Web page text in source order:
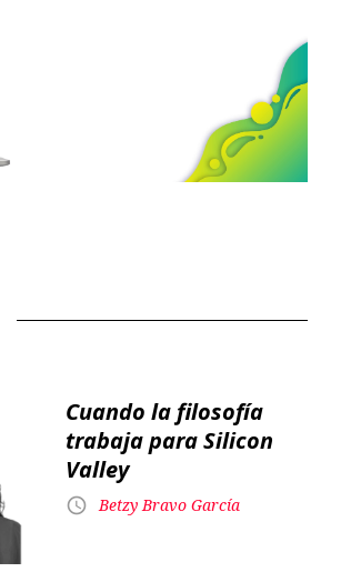
Next
Cuando la filosofía
trabaja para Silicon
Valley
Betzy Bravo García